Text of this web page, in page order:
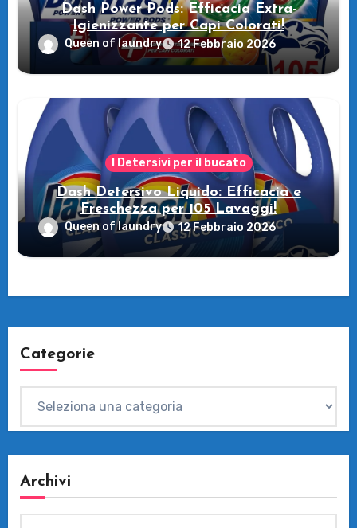
Dash Power Pods: Efficacia Extra-
Igienizzante per Capi Colorati!
Queen of laundry 12 Febbraio 2026
I Detersivi per il bucato
Dash Detersivo Liquido: Efficacia e
Freschezza per 105 Lavaggi!
Queen of laundry 12 Febbraio 2026
Categorie
Archivi